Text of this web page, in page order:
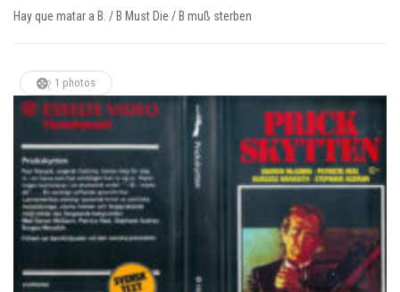
Hay que matar a B. / B Must Die / B muß sterben
1 photos